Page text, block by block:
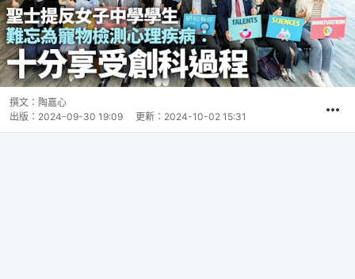
撰文： 陶嘉心
出版： 2024-09-30 19:09 更新： 2024-10-02 15:31